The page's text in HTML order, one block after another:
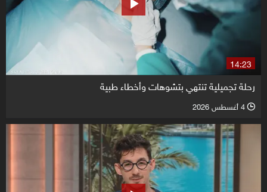
14:23
رحلة تجميلية تنتهي بتشوهات وأخطاء طبية
l 4 أغسطس 2026